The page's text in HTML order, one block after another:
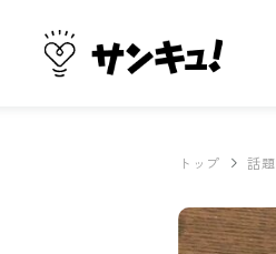
100均・雑貨 スーパー
トップ 話題